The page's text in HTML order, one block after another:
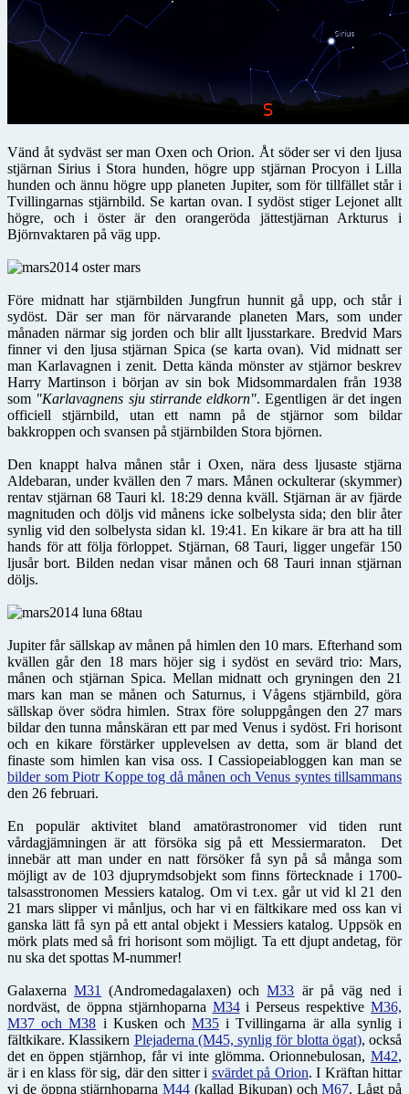
Vänd åt sydväst ser man Oxen och Orion. Åt söder ser vi den ljusa
stjärnan Sirius i Stora hunden, högre upp stjärnan Procyon i Lilla
hunden och ännu högre upp planeten Jupiter, som för tillfället står i
Tvillingarnas stjärnbild. Se kartan ovan. I sydöst stiger Lejonet allt
högre, och i öster är den orangeröda jättestjärnan Arkturus i
Björnvaktaren på väg upp.
Före midnatt har stjärnbilden Jungfrun hunnit gå upp, och står i
sydöst. Där ser man för närvarande planeten Mars, som under
månaden närmar sig jorden och blir allt ljusstarkare. Bredvid Mars
finner vi den ljusa stjärnan Spica (se karta ovan). Vid midnatt ser
man Karlavagnen i zenit. Detta kända mönster av stjärnor beskrev
Harry Martinson i början av sin bok Midsommardalen från 1938
som "Karlavagnens sju stirrande eldkorn". Egentligen är det ingen
officiell stjärnbild, utan ett namn på de stjärnor som bildar
bakkroppen och svansen på stjärnbilden Stora björnen.
Den knappt halva månen står i Oxen, nära dess ljusaste stjärna
Aldebaran, under kvällen den 7 mars. Månen ockulterar (skymmer)
rentav stjärnan 68 Tauri kl. 18:29 denna kväll. Stjärnan är av fjärde
magnituden och döljs vid månens icke solbelysta sida; den blir åter
synlig vid den solbelysta sidan kl. 19:41. En kikare är bra att ha till
hands för att följa förloppet. Stjärnan, 68 Tauri, ligger ungefär 150
ljusår bort. Bilden nedan visar månen och 68 Tauri innan stjärnan
döljs.
Jupiter får sällskap av månen på himlen den 10 mars. Efterhand som
kvällen går den 18 mars höjer sig i sydöst en sevärd trio: Mars,
månen och stjärnan Spica. Mellan midnatt och gryningen den 21
mars kan man se månen och Saturnus, i Vågens stjärnbild, göra
sällskap över södra himlen. Strax före soluppgången den 27 mars
bildar den tunna månskäran ett par med Venus i sydöst. Fri horisont
och en kikare förstärker upplevelsen av detta, som är bland det
finaste som himlen kan visa oss. I Cassiopeiabloggen kan man se
bilder som Piotr Koppe tog då månen och Venus syntes tillsammans
den 26 februari.
En populär aktivitet bland amatörastronomer vid tiden runt
vårdagjämningen är att försöka sig på ett Messiermaraton. Det
innebär att man under en natt försöker få syn på så många som
möjligt av de 103 djuprymdsobjekt som finns förtecknade i 1700-
talsasstronomen Messiers katalog. Om vi t.ex. går ut vid kl 21 den
21 mars slipper vi månljus, och har vi en fältkikare med oss kan vi
ganska lätt få syn på ett antal objekt i Messiers katalog. Uppsök en
mörk plats med så fri horisont som möjligt. Ta ett djupt andetag, för
nu ska det spottas M-nummer!
GalaxernaM31 (Andromedagalaxen) ochM33 är på väg ned i
nordväst, de öppna stjärnhoparna M34i Perseus respektive M36,
M37 och M38 i Kusken ochM35 i Tvillingarna är alla synlig i
fältkikare. Klassikern Plejaderna (M45, synlig för blotta ögat), också
det en öppen stjärnhop, får vi inte glömma. Orionnebulosan, M42,
är i en klass för sig, där den sitter i svärdet på Orion. I Kräftan hittar
vi de öppna stjärnhoparnaM44 (kallad Bikupan) ochM67. Lågt på